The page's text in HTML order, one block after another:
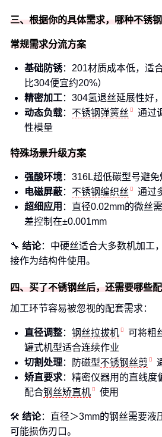
三、根据你的具体需求，哪种不锈钢
常规需求分流方案
基础防锈：201材质成本低，适
比304便宜约20%）
精密加工：304氢退丝延展性好
动态负载： 不锈钢弹簧丝
通过
性模量
特殊场景升级方案
强酸环境：316L超低碳型号避
电磁屏蔽： 不锈钢编织丝
通过
超细应用 ：直径0.02mm的微丝
差控制在±0.001mm
🔧 结论：中硬丝适合大多数机加工
接作为结构件使用。
四、买了不锈钢丝后，还需要哪些配
加工环节容易被忽视的配套需求：
直径调整： 钢丝拉拔机
可将粗
罐式机型适合连续作业
切割处理：防磁型不锈钢丝剪
矫直要求：精密仪器用的直线度
配合钢丝矫直机 使用
🛠️ 结论：直径＞3mm的钢丝需要液
可能损伤刃口。